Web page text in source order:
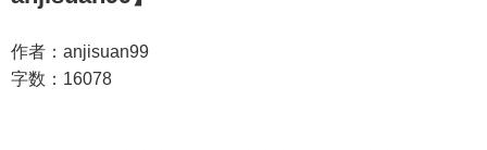
作者：anjisuan99
字数：16078